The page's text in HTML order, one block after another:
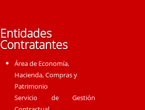
Entidades
Contratantes
Área de Economía,
Hacienda, Compras y
Patrimonio
Servicio de Gestión